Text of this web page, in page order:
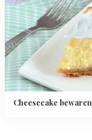
Cheesecake bewaren